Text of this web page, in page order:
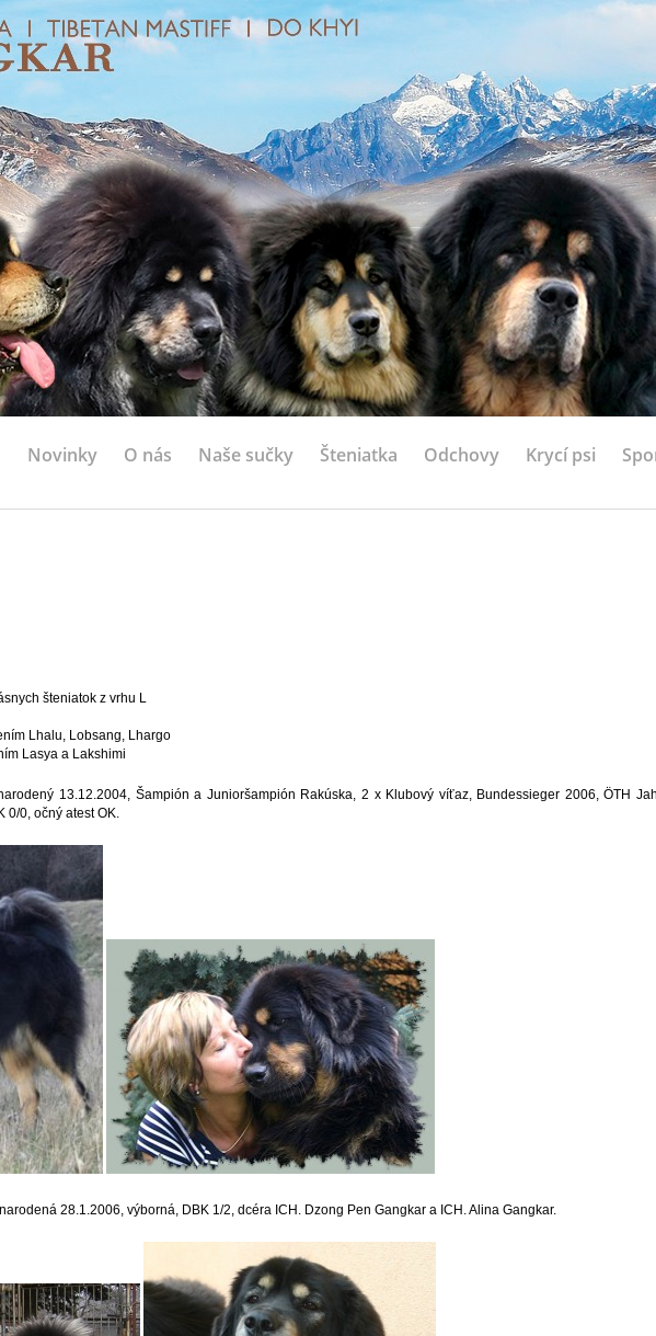
Novinky O nás Naše sučky Šteniatka Odchovy Krycí psi
šteniatok z vrhu L
Lhalu, Lobsang, Lhargo
Lasya a Lakshimi
13.12.2004, Šampión a Junioršampión Rakúska, 2 x Klubový víťaz, Bundessieger 2006, ÖTH
0/0, očný atest OK.
narodená 28.1.2006, výborná, DBK 1/2, dcéra ICH. Dzong Pen Gangkar a ICH. Alina Gangkar.